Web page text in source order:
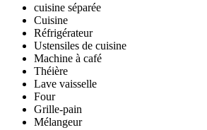
cuisine séparée
Cuisine
Réfrigérateur
Ustensiles de cuisine
Machine à café
Théière
Lave vaisselle
Four
Grille-pain
Mélangeur